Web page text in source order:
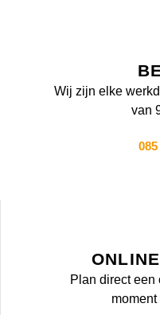
Wij zijn elke
van
085
Plan direct een
moment